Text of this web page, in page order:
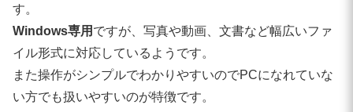
す。
Windows専用 ですが、写真や動画、文書など幅広いファ
イル形式に対応しているようです。
また操作がシンプルでわかりやすいのでPCになれていな
い方でも扱いやすいのが特徴です。